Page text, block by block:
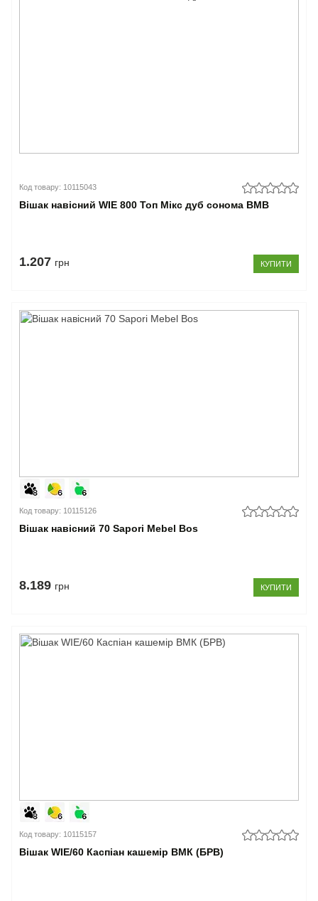
Код товару: 10115043
Вішак навісний WIE 800 Топ Мікс дуб сонома ВМВ
1.207 грн КУПИТИ
Код товару: 10115126
Вішак навісний 70 Sapori Mebel Bos
8.189 грн КУПИТИ
Код товару: 10115157
Вішак WIE/60 Каспіан кашемір ВМК (БРВ)